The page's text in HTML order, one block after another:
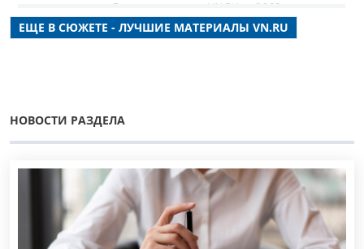
повторно в цикле «Лучшие материалы VN.RU за 2023 год».
ЕЩЕ В СЮЖЕТЕ - ЛУЧШИЕ МАТЕРИАЛЫ VN.RU
НОВОСТИ РАЗДЕЛА